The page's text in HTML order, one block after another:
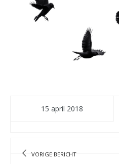
15 april 2018
VORIGE BERICHT